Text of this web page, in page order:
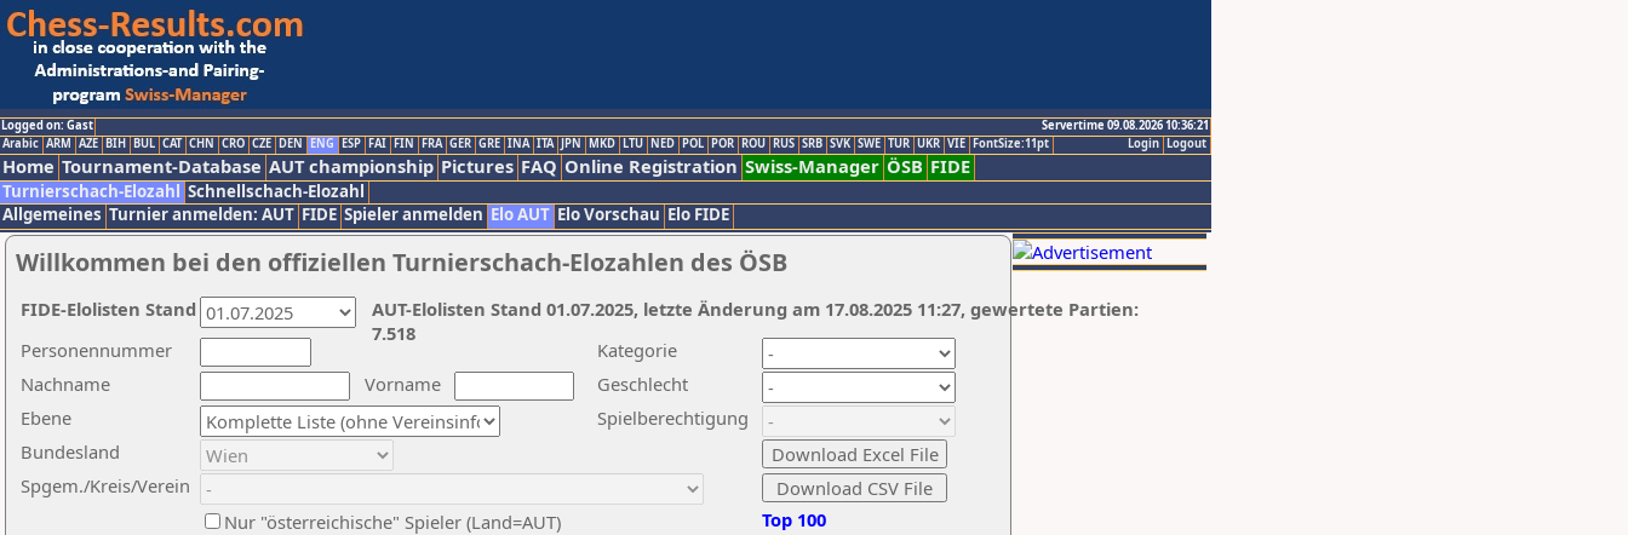
Logged on: Gast
Servertime 09.08.2026 10:36:21
Logout
Login
Arabic ARM AZE BIH BUL CAT CHN CRO CZE DEN ENG ESP FAI FIN FRA GER GRE INA ITA JPN MKD LTU NED POL POR ROU RUS SRB SVK SWE TUR UKR VIE FontSize:11pt
Home Tournament-Database AUT championship Pictures FAQ Online Registration Swiss-Manager ÖSB FIDE
Turnierschach-Elozahl Schnellschach-Elozahl
Allgemeines Turnier anmelden: AUT FIDE Spieler anmelden Elo AUT Elo Vorschau Elo FIDE
Willkommen bei den offiziellen Turnierschach-Elozahlen des ÖSB
Nachname
Vorname
Ebene
Kategorie
Personennummer
Bundesland
Spgem./Kreis/Verein
Geschlecht
Nur "österreichische" Spieler (Land=AUT)
Spielberechtigung
Top 100
AUT-Elolisten Stand 01.07.2025, letzte Änderung am 17.08.2025 11:27, gewertete Partien:
7.518
FIDE-Elolisten Stand